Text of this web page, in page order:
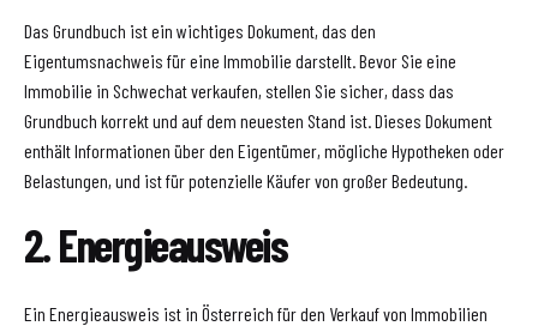
Das Grundbuch ist ein wichtiges Dokument, das den
Eigentumsnachweis für eine Immobilie darstellt. Bevor Sie eine
Immobilie in Schwechat verkaufen, stellen Sie sicher, dass das
Grundbuch korrekt und auf dem neuesten Stand ist. Dieses Dokument
enthält Informationen über den Eigentümer, mögliche Hypotheken oder
Belastungen, und ist für potenzielle Käufer von großer Bedeutung.
2. Energieausweis
Ein Energieausweis ist in Österreich für den Verkauf von Immobilien